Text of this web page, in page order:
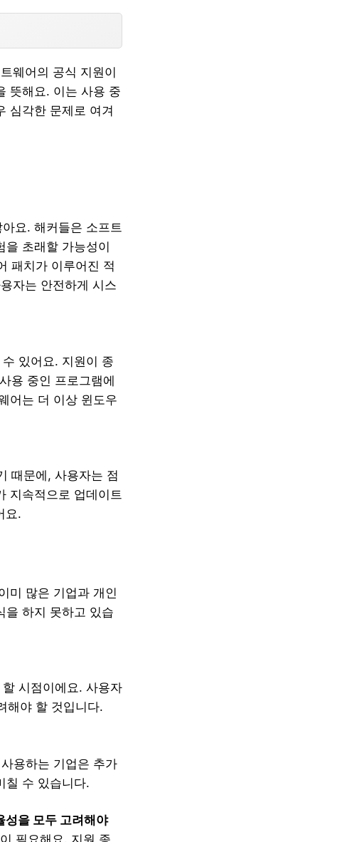
웨어의 공식 지원이
뜻해요. 이는 사용 중
심각한 문제로 여겨
요. 해커들은 소프트
초래할 가능성이
패치가 이루어진 적
자는 안전하게 시스
있어요. 지원이 종
용 중인 프로그램에
어는 더 이상 윈도우
때문에, 사용자는 점
지속적으로 업데이트
요.
미 많은 기업과 개인
을 하지 못하고 있습
시점이에요. 사용자
해야 할 것입니다.
용하는 기업은 추가
칠 수 있습니다.
성을 모두 고려해야
필요해요. 지원 종